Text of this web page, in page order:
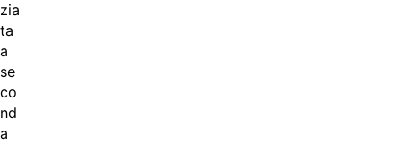
zia
ta
a
se
co
nd
a